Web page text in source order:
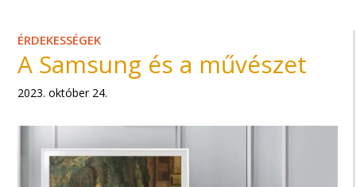
ÉRDEKESSÉGEK
A Samsung és a művészet
2023. október 24.